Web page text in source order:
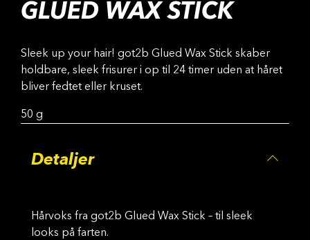
GLUED WAX STICK
Sleek up your hair! got2b Glued Wax Stick skaber
holdbare, sleek frisurer i op til 24 timer uden at håret
bliver fedtet eller kruset.
50 g
Detaljer
Hårvoks fra got2b Glued Wax Stick – til sleek
looks på farten.